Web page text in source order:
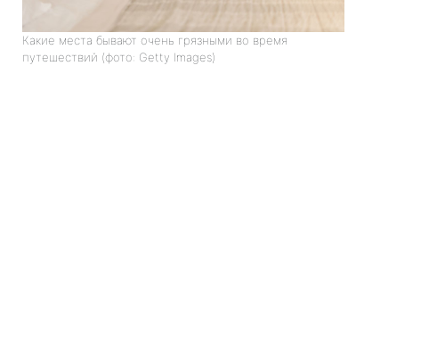
Какие места бывают очень грязными во время
путешествий (фото: Getty Images)